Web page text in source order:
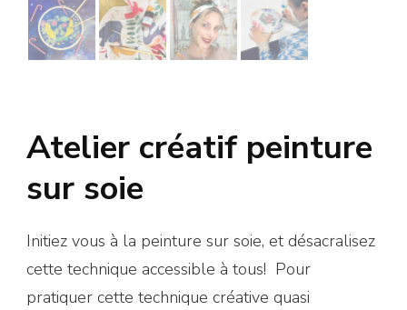
Atelier créatif peinture
sur soie
Initiez vous à la peinture sur soie, et désacralisez
cette technique accessible à tous! Pour
pratiquer cette technique créative quasi